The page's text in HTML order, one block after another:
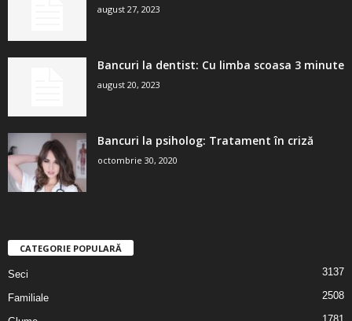
august 27, 2023
Bancuri la dentist: Cu limba scoasa 3 minute
august 20, 2023
Bancuri la psiholog: Tratament în criză
octombrie 30, 2020
CATEGORIE POPULARĂ
Seci 3137
Familiale 2508